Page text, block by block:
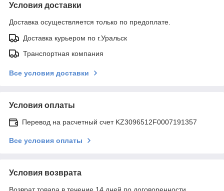
Условия доставки
Доставка осуществляется только по предоплате.
Доставка курьером по г.Уральск
Транспортная компания
Все условия доставки
Условия оплаты
Перевод на расчетный счет KZ3096512F0007191357
Все условия оплаты
Условия возврата
Возврат товара в течение 14 дней по договоренности